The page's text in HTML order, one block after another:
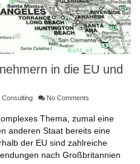
in die EU und
Consulting No Comments
Thema, zumal eine
anderen Staat bereits eine
der EU sind zahlreiche
nach Großbritannien